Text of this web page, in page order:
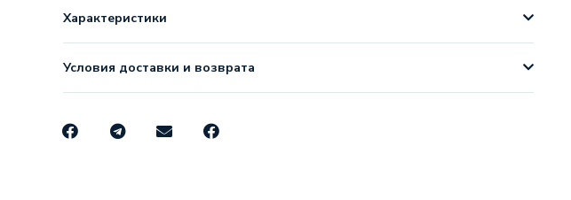
Характеристики
Условия доставки и возврата